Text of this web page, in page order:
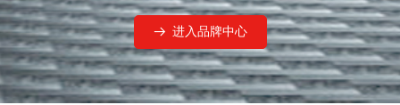
뀠 进入品牌中心